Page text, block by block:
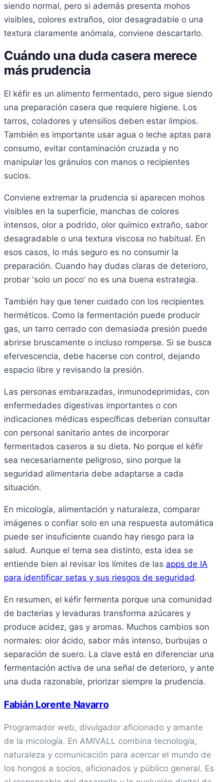
siendo normal, pero si además presenta mohos
visibles, colores extraños, olor desagradable o una
textura claramente anómala, conviene descartarlo.
Cuándo una duda casera merece
más prudencia
El kéfir es un alimento fermentado, pero sigue siendo
una preparación casera que requiere higiene. Los
tarros, coladores y utensilios deben estar limpios.
También es importante usar agua o leche aptas para
consumo, evitar contaminación cruzada y no
manipular los gránulos con manos o recipientes
sucios.
Conviene extremar la prudencia si aparecen mohos
visibles en la superficie, manchas de colores
intensos, olor a podrido, olor químico extraño, sabor
desagradable o una textura viscosa no habitual. En
esos casos, lo más seguro es no consumir la
preparación. Cuando hay dudas claras de deterioro,
probar 'solo un poco' no es una buena estrategia.
También hay que tener cuidado con los recipientes
herméticos. Como la fermentación puede producir
gas, un tarro cerrado con demasiada presión puede
abrirse bruscamente o incluso romperse. Si se busca
efervescencia, debe hacerse con control, dejando
espacio libre y revisando la presión.
Las personas embarazadas, inmunodeprimidas, con
enfermedades digestivas importantes o con
indicaciones médicas específicas deberían consultar
con personal sanitario antes de incorporar
fermentados caseros a su dieta. No porque el kéfir
sea necesariamente peligroso, sino porque la
seguridad alimentaria debe adaptarse a cada
situación.
En micología, alimentación y naturaleza, comparar
imágenes o confiar solo en una respuesta automática
puede ser insuficiente cuando hay riesgo para la
salud. Aunque el tema sea distinto, esta idea se
entiende bien al revisar los límites de las apps de IA
para identificar setas y sus riesgos de seguridad.
En resumen, el kéfir fermenta porque una comunidad
de bacterias y levaduras transforma azúcares y
produce acidez, gas y aromas. Muchos cambios son
normales: olor ácido, sabor más intenso, burbujas o
separación de suero. La clave está en diferenciar una
fermentación activa de una señal de deterioro, y ante
una duda razonable, priorizar siempre la prudencia.
Fabián Lorente Navarro
Programador web, divulgador aficionado y amante
de la micología. En AMIVALL combina tecnología,
naturaleza y comunicación para acercar el mundo de
los hongos a socios, aficionados y público general. Es